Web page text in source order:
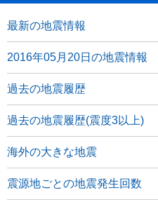
最新の地震情報
2016年05月20日の地震情報
過去の地震履歴
過去の地震履歴(震度3以上)
海外の大きな地震
震源地ごとの地震発生回数